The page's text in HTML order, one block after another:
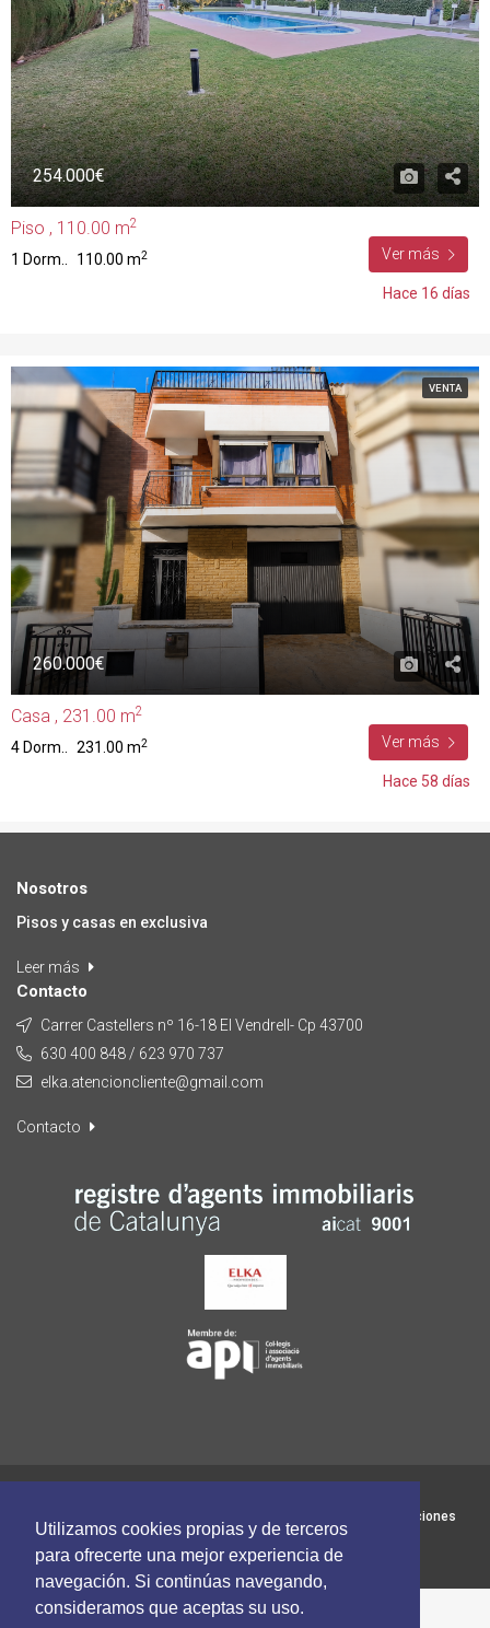
Utilizamos cookies propias y de terceros
para ofrecerte una mejor experiencia de
navegación. Si continúas navegando,
consideramos que aceptas su uso.
Piso , 110.00 m2
254.000€
1 Dorm.. 110.00 m2 Ver más
Hace 16 días
VENTA
Casa , 231.00 m2
260.000€
4 Dorm.. 231.00 m2 Ver más
Hace 58 días
Nosotros
Pisos y casas en exclusiva
Leer más
Contacto
Carrer Castellers nº 16-18 El Vendrell- Cp 43700
630 400 848 / 623 970 737
elka.atencioncliente@gmail.com
Contacto
Terminos y Condiciones
Síguenos en